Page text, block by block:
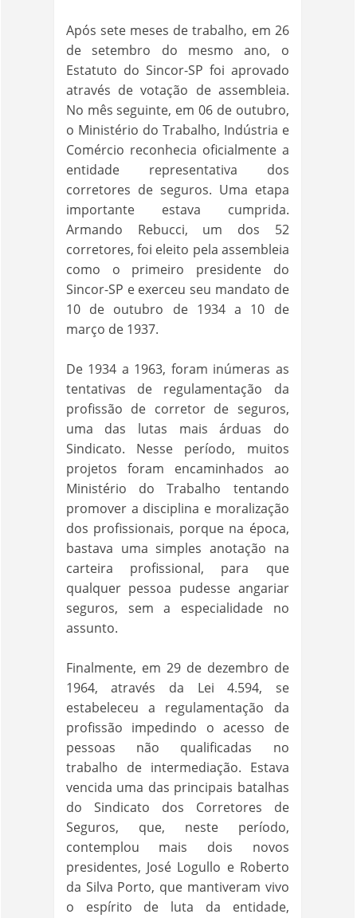
Após sete meses de trabalho, em 26
de setembro do mesmo ano, o
Estatuto do Sincor-SP foi aprovado
através de votação de assembleia.
No mês seguinte, em 06 de outubro,
o Ministério do Trabalho, Indústria e
Comércio reconhecia oficialmente a
entidade representativa dos
corretores de seguros. Uma etapa
importante estava cumprida.
Armando Rebucci, um dos 52
corretores, foi eleito pela assembleia
como o primeiro presidente do
Sincor-SP e exerceu seu mandato de
10 de outubro de 1934 a 10 de
março de 1937.
De 1934 a 1963, foram inúmeras as
tentativas de regulamentação da
profissão de corretor de seguros,
uma das lutas mais árduas do
Sindicato. Nesse período, muitos
projetos foram encaminhados ao
Ministério do Trabalho tentando
promover a disciplina e moralização
dos profissionais, porque na época,
bastava uma simples anotação na
carteira profissional, para que
qualquer pessoa pudesse angariar
seguros, sem a especialidade no
assunto.
Finalmente, em 29 de dezembro de
1964, através da Lei 4.594, se
estabeleceu a regulamentação da
profissão impedindo o acesso de
pessoas não qualificadas no
trabalho de intermediação. Estava
vencida uma das principais batalhas
do Sindicato dos Corretores de
Seguros, que, neste período,
contemplou mais dois novos
presidentes, José Logullo e Roberto
da Silva Porto, que mantiveram vivo
o espírito de luta da entidade,